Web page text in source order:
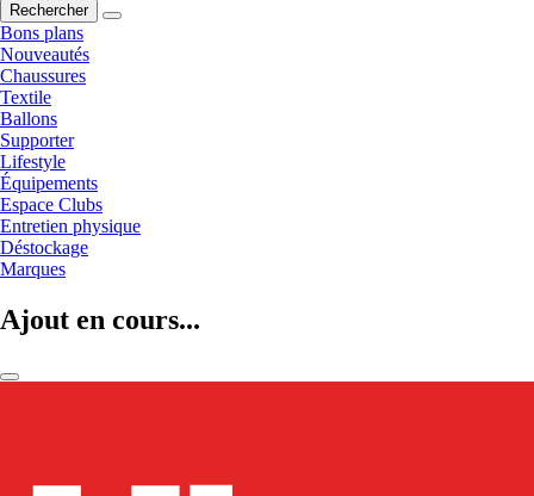
Rechercher
Bons plans
Nouveautés
Chaussures
Textile
Ballons
Supporter
Lifestyle
Équipements
Espace Clubs
Entretien physique
Déstockage
Marques
Ajout en cours...